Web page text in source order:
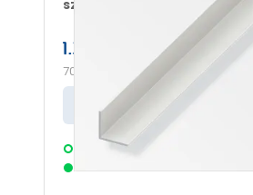
szimmetrikus pvc fehér
1.399 Ft / darab
700 Ft
Kosárba
Szállítás:
3 munkanap